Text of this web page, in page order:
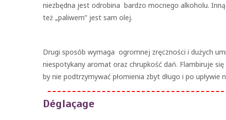
niezbędna jest odrobina bardzo mocnego alkoholu.
też „paliwem” jest sam olej.
Drugi sposób wymaga ogromnej zręczności i dużych
niespotykany aromat oraz chrupkość dań. Flambiruje
by nie podtrzymywać płomienia zbyt długo i po
Déglaçage